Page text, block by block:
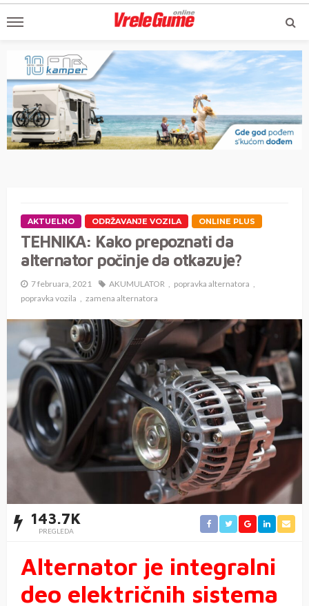
AKTUELNO ODRŽAVANJE VOZILA ONLINE PLUS
TEHNIKA: Kako prepoznati da
alternator počinje da otkazuje?
7 februara, 2021 AKUMULATOR
popravka alternatora
popravka vozila
zamena alternatora
143.7K
PREGLEDA
Alternator je integralni
deo električnih sistema